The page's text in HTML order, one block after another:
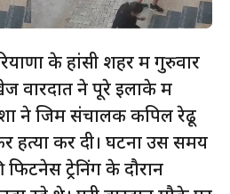
के हांसी शहर में गुरुवार
वारदात ने पूरे इलाके में
ने जिम संचालक कपिल रेढू
हत्या कर दी। घटना उस समय
ट्रेनिंग के दौरान